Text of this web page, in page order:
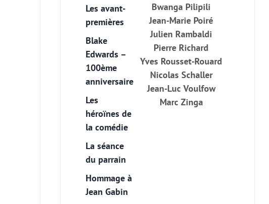
Les avant-
premières
Blake
Edwards –
100ème
anniversaire
Les
héroïnes de
la comédie
La séance
du parrain
Hommage à
Jean Gabin
Bwanga Pilipili
Jean-Marie Poiré
Julien Rambaldi
Pierre Richard
Yves Rousset-Rouard
Nicolas Schaller
Jean-Luc Voulfow
Marc Zinga